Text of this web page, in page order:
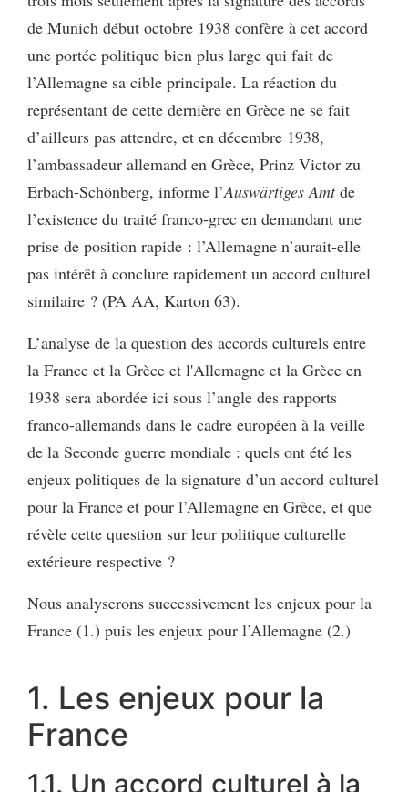
de Munich début octobre 1938 confère à cet accord
une portée politique bien plus large qui fait de
l’Allemagne sa cible principale. La réaction du
représentant de cette dernière en Grèce ne se fait
d’ailleurs pas attendre, et en décembre 1938,
l’ambassadeur allemand en Grèce, Prinz Victor zu
Erbach-Schönberg, informe l’Auswärtiges Amtde
l’existence du traité franco-grec en demandant une
prise de position rapide : l’Allemagne n’aurait-elle
pas intérêt à conclure rapidement un accord culturel
similaire ? (PA AA, Karton 63).
L’analyse de la question des accords culturels entre
la France et la Grèce et l'Allemagne et la Grèce en
1938 sera abordée ici sous l’angle des rapports
franco-allemands dans le cadre européen à la veille
de la Seconde guerre mondiale : quels ont été les
enjeux politiques de la signature d’un accord culturel
pour la France et pour l’Allemagne en Grèce, et que
révèle cette question sur leur politique culturelle
extérieure respective ?
Nous analyserons successivement les enjeux pour la
France (1.) puis les enjeux pour l’Allemagne (2.)
1. Les enjeux pour la
France
1.1. Un accord culturel à la